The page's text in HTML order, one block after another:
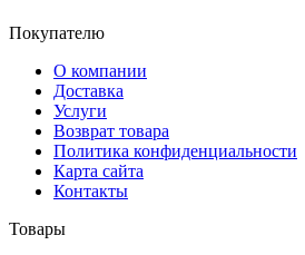
Покупателю
О компании
Доставка
Услуги
Возврат товара
Политика конфиденциальности
Карта сайта
Контакты
Товары